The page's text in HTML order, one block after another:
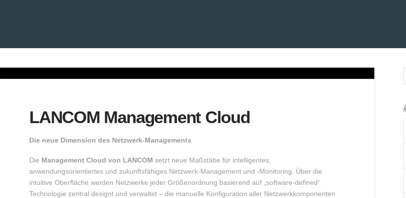
LANCOM Management Cloud
Die neue Dimension des Netzwerk-Managements
Die Management Cloud von LANCOM setzt neue Maßstäbe für intelligentes,
anwendungsorientiertes und zukunftsfähiges Netzwerk-Management und -Monitoring. Über die
intuitive Oberfläche werden Netzwerke jeder Größenordnung basierend auf „software-defined“
Technologie zentral designt und verwaltet – die manuelle Konfiguration aller Netzwerkkomponenten